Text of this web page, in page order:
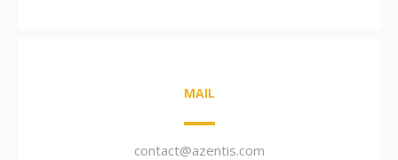
MAIL
contact@azentis.com